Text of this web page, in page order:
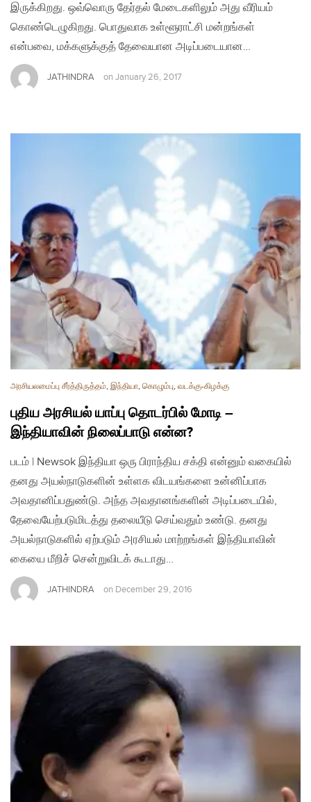
இருக்கிறது. ஒவ்வொரு தேர்தல் மேடைகளிலும் அது வீரியம்
கொண்டெழுகிறது. பொதுவாக உள்ளூராட்சி மன்றங்கள்
என்பவை, மக்களுக்குத் தேவையான அடிப்படையான…
JATHINDRA on January 26, 2017
அரசியலமைப்பு சீர்த்திருத்தம், இந்தியா, கொழும்பு, வடக்கு-கிழக்கு
புதிய அரசியல் யாப்பு தொடர்பில் மோடி –
இந்தியாவின் நிலைப்பாடு என்ன?
படம் | Newsok இந்தியா ஒரு பிராந்திய சக்தி என்னும் வகையில்
தனது அயல்நாடுகளின் உள்ளக விடயங்களை உன்னிப்பாக
அவதானிப்பதுண்டு. அந்த அவதானங்களின் அடிப்படையில்,
தேவையேற்படுமிடத்து தலையீடு செய்வதும் உண்டு. தனது
அயல்நாடுகளில் ஏற்படும் அரசியல் மாற்றங்கள் இந்தியாவின்
கையை மீறிச் சென்றுவிடக் கூடாது…
JATHINDRA on December 29, 2016